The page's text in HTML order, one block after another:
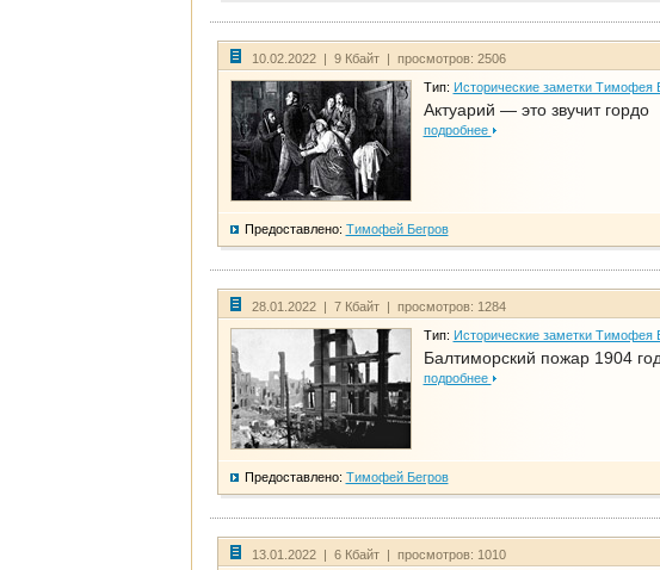
10.02.2022 | 9 Кбайт | просмотров: 2506
Тип: Исторические заметки Тимофея
Актуарий — это звучит гордо
подробнее
Предоставлено: Тимофей Бегров
28.01.2022 | 7 Кбайт | просмотров: 1284
Тип: Исторические заметки Тимофея
Балтиморский пожар 1904
подробнее
Предоставлено: Тимофей Бегров
13.01.2022 | 6 Кбайт | просмотров: 1010